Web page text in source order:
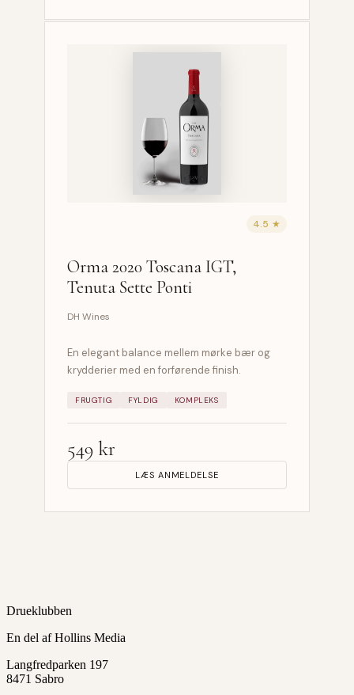
4.5 ★
Orma 2020 Toscana IGT,
Tenuta Sette Ponti
DH Wines
En elegant balance mellem mørke bær og
krydderier med en forførende finish.
FRUGTIG FYLDIG KOMPLEKS
549 kr
LÆS ANMELDELSE
Drueklubben
En del af Hollins Media
Langfredparken 197
8471 Sabro